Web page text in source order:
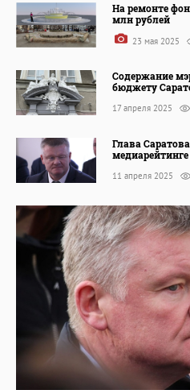
На ремонте
млн рублей
23 мая 2025
Содержание
бюджету
17 апреля 2025
Глава
11 апреля 2025